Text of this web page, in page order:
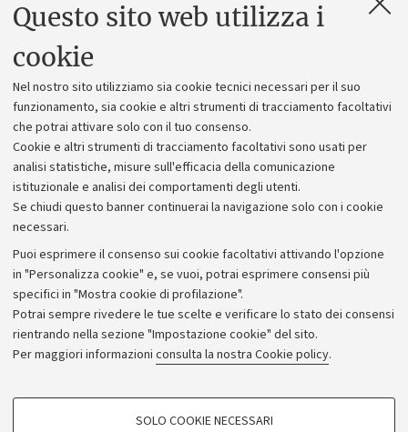
Questo sito web utilizza i
cookie
Nel nostro sito utilizziamo sia cookie tecnici necessari per il suo
funzionamento, sia cookie e altri strumenti di tracciamento facoltativi
che potrai attivare solo con il tuo consenso.
Cookie e altri strumenti di tracciamento facoltativi sono usati per
analisi statistiche, misure sull'efficacia della comunicazione
istituzionale e analisi dei comportamenti degli utenti.
Se chiudi questo banner continuerai la navigazione solo con i cookie
necessari.
Puoi esprimere il consenso sui cookie facoltativi attivando l'opzione
in "Personalizza cookie" e, se vuoi, potrai esprimere consensi più
specifici in "Mostra cookie di profilazione".
Potrai sempre rivedere le tue scelte e verificare lo stato dei consensi
rientrando nella sezione "Impostazione cookie" del sito.
Per maggiori informazioni consulta la nostra Cookie policy.
COOKIE DI PROFILAZIONE - FACOLTATIVI
SOLO COOKIE NECESSARI
Contatti e PEC
Alumni community
Piano strategico
Bilanci
Donazioni e 5x1000
Bandi, gare e concorsi
Albo online
Amministrazione trasparente
Atti di notifica
Informazioni sul sito e accessibilità
Dichiarazione di accessibilità